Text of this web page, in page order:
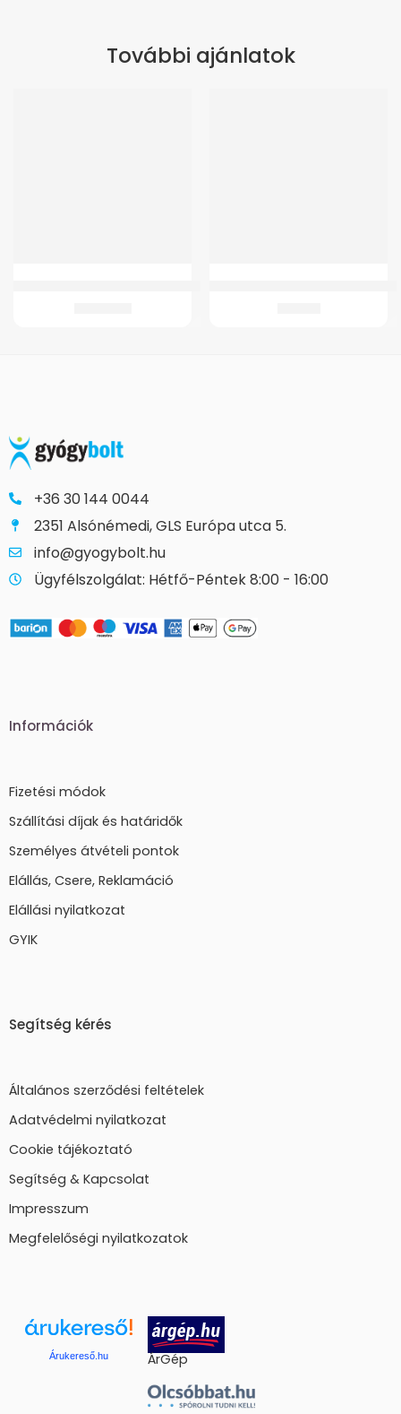
További ajánlatok
+36 30 144 0044
2351 Alsónémedi, GLS Európa utca 5.
info@gyogybolt.hu
Ügyfélszolgálat: Hétfő-Péntek 8:00 - 16:00
Információk
Fizetési módok
Szállítási díjak és határidők
Személyes átvételi pontok
Elállás, Csere, Reklamáció
Elállási nyilatkozat
GYIK
Segítség kérés
Általános szerződési feltételek
Adatvédelmi nyilatkozat
Cookie tájékoztató
Segítség & Kapcsolat
Impresszum
Megfelelőségi nyilatkozatok
Árukereső.hu ÁrGép